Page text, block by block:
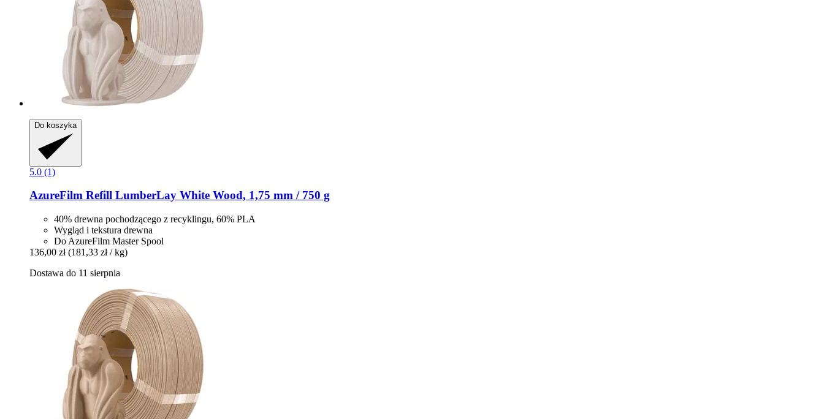
Do koszyka
5.0 (1)
AzureFilm Refill LumberLay White Wood, 1,75 mm / 750 g
40% drewna pochodzącego z recyklingu, 60% PLA
Wygląd i tekstura drewna
Do AzureFilm Master Spool
136,00 zł (181,33 zł / kg)
Dostawa do 11 sierpnia